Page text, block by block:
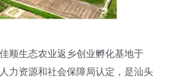
生态农业返乡创业孵化基地于
力资源和社会保障局认定，是汕头